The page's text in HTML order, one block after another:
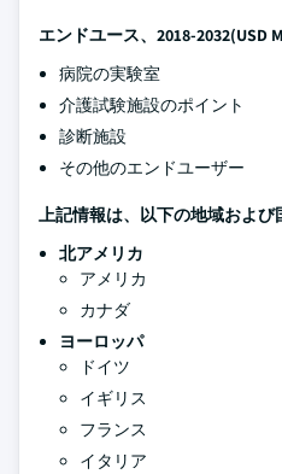
エンドユース、2018-2032(USD
病院の実験室
介護試験施設のポイント
診断施設
その他のエンドユーザー
上記情報は、以下の地域および
北アメリカ
アメリカ
カナダ
ヨーロッパ
ドイツ
イギリス
フランス
イタリア